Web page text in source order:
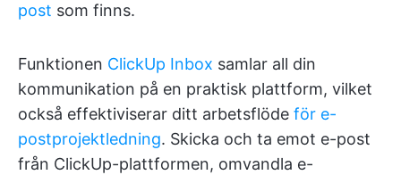
post som finns.
Funktionen ClickUp Inbox samlar all din
kommunikation på en praktisk plattform, vilket
också effektiviserar ditt arbetsflöde för e-
postprojektledning. Skicka och ta emot e-post
från ClickUp-plattformen, omvandla e-